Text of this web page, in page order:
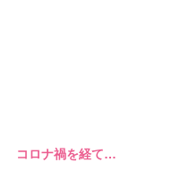
コロナ禍を経て…